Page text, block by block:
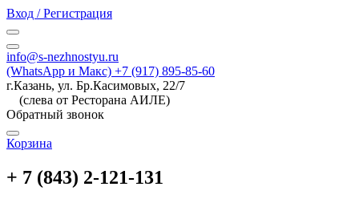
Вход / Регистрация
info@s-nezhnostyu.ru
(WhatsApp и Макс) +7 (917) 895-85-60
г.Казань, ул. Бр.Касимовых, 22/7
(слева от Ресторана АИЛЕ)
Обратный звонок
Корзина
+ 7 (843) 2-121-131